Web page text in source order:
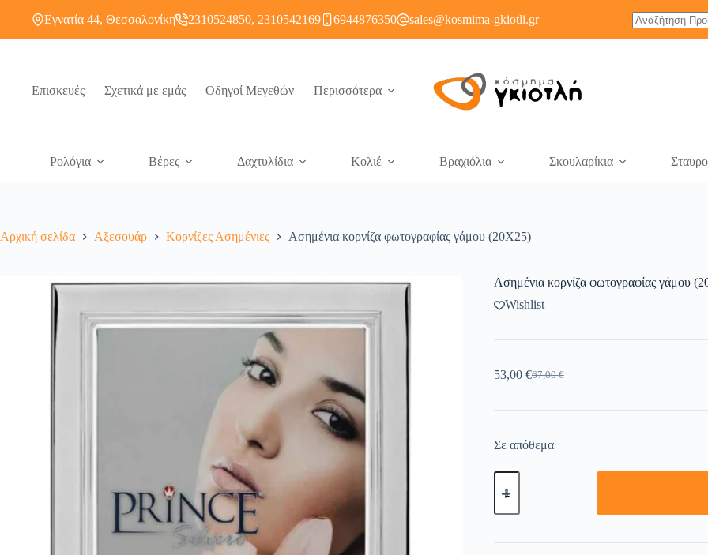
Εγνατία 44, Θεσσαλονίκη 2310524850, 2310542169 6944876350 sales@kosmima-gkiotli.gr
Επισκευές Σχετικά με εμάς Οδηγοί Μεγεθών Περισσότερα
Ρολόγια Βέρες Δαχτυλίδια Κολιέ Βραχιόλια Σκουλαρίκια
Αρχική σελίδα Αξεσουάρ Κορνίζες Ασημένιες Ασημένια κορνίζα φωτογραφίας γάμου (20X25)
Ασημένια κορνίζα φωτογραφίας γάμου
Wishlist
67,00€
53,00 €
Σε απόθεμα